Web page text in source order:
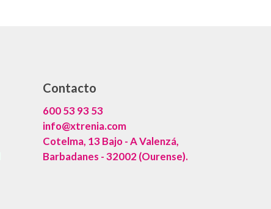
Contacto
600 53 93 53
info@xtrenia.com
Cotelma, 13 Bajo - A Valenzá,
Barbadanes - 32002 (Ourense).